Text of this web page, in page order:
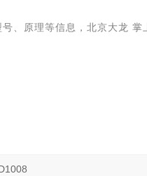
、原理等信息，北京大龙